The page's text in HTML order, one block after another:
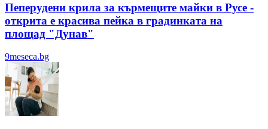
Пеперудени крила за кърмещите майки в Русе -
открита е красива пейка в градинката на
площад "Дунав"
9meseca.bg